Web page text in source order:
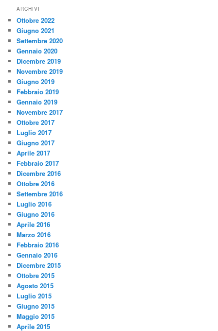
ARCHIVI
Ottobre 2022
Giugno 2021
Settembre 2020
Gennaio 2020
Dicembre 2019
Novembre 2019
Giugno 2019
Febbraio 2019
Gennaio 2019
Novembre 2017
Ottobre 2017
Luglio 2017
Giugno 2017
Aprile 2017
Febbraio 2017
Dicembre 2016
Ottobre 2016
Settembre 2016
Luglio 2016
Giugno 2016
Aprile 2016
Marzo 2016
Febbraio 2016
Gennaio 2016
Dicembre 2015
Ottobre 2015
Agosto 2015
Luglio 2015
Giugno 2015
Maggio 2015
Aprile 2015